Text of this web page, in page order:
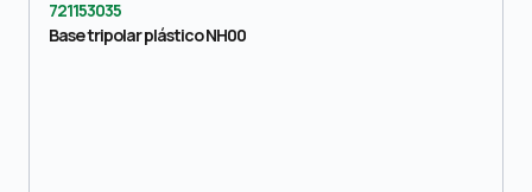
721153035
Base tripolar plástico NH00